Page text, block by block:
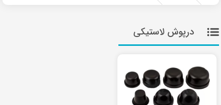
درپوش لاستیکی